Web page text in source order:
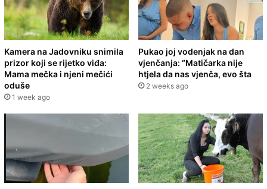
Kamera na Jadovniku snimila
prizor koji se rijetko viđa:
Mama mečka i njeni mečići
oduše
1 week ago
Pukao joj vodenjak na dan
vjenčanja: “Matičarka nije
htjela da nas vjenča, evo šta
2 weeks ago